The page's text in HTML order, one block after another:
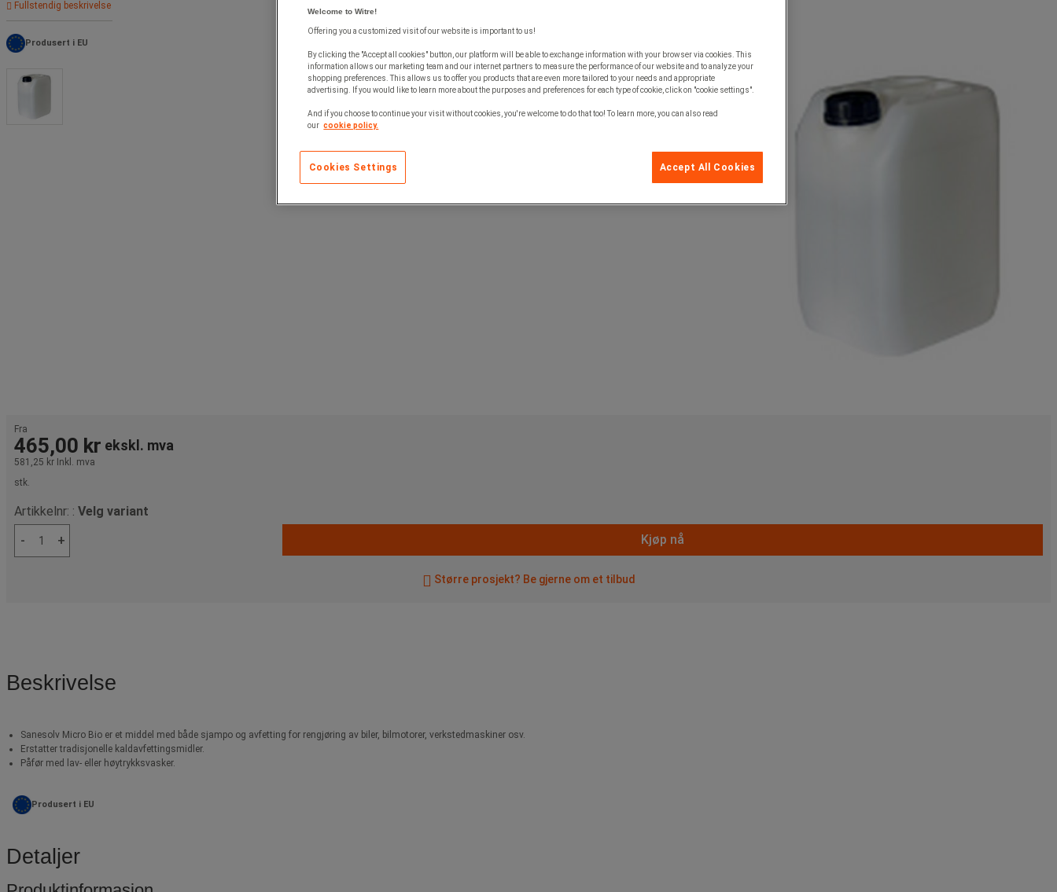
Fullstendig beskrivelse
Produsert i EU
Fra
465,00 kr ekskl. mva
581,25 kr Inkl. mva
stk.
Artikkelnr: : Velg variant
-
+ Kjøp nå
Større prosjekt? Be gjerne om et tilbud
Beskrivelse
Sanesolv Micro Bio er et middel med både sjampo og avfetting for rengjøring av biler, bilmotorer, verkstedmaskiner osv.
Erstatter tradisjonelle kaldavfettingsmidler.
Påfør med lav- eller høytrykksvasker.
Produsert i EU
Detaljer
Welcome to Witre!
Offering you a customized visit of our website is important to us!
By clicking the "Accept all cookies" button, our platform will be able to exchange information with your browser via cookies. This
information allows our marketing team and our internet partners to measure the performance of our website and to analyze your
shopping preferences. This allows us to offer you products that are even more tailored to your needs and appropriate
advertising. If you would like to learn more about the purposes and preferences for each type of cookie, click on "cookie settings".
And if you choose to continue your visit without cookies, you're welcome to do that too! To learn more, you can also read
our cookie policy.
Accept All Cookies
Cookies Settings